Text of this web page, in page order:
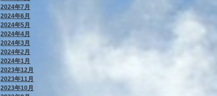
2024年7月
2024年6月
2024年5月
2024年4月
2024年3月
2024年2月
2024年1月
2023年12月
2023年11月
2023年10月